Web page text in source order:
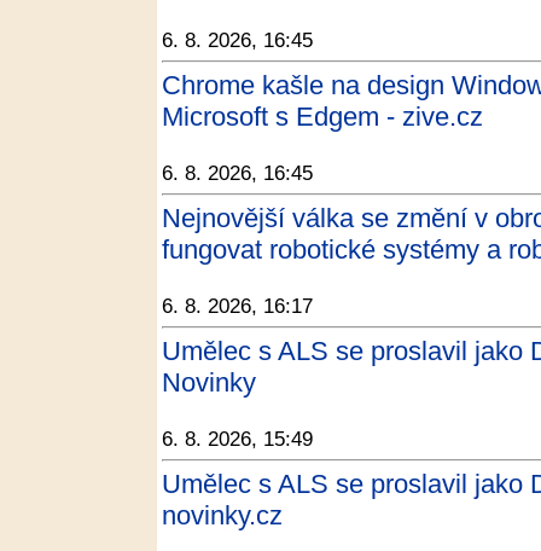
6. 8. 2026, 16:45
Chrome kašle na design
Microsoft s Edgem - zive.cz
6. 8. 2026, 16:45
Nejnovější válka se změní v
fungovat robotické systémy a
6. 8. 2026, 16:17
Umělec s ALS se proslavil jako
Novinky
6. 8. 2026, 15:49
Umělec s ALS se proslavil jako
novinky.cz